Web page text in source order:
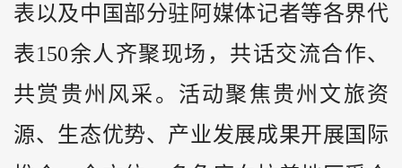
表以及中国部分驻阿媒体记者等各界代
表150余人齐聚现场，共话交流合作、
共赏贵州风采。活动聚焦贵州文旅资
源、生态优势、产业发展成果开展国际